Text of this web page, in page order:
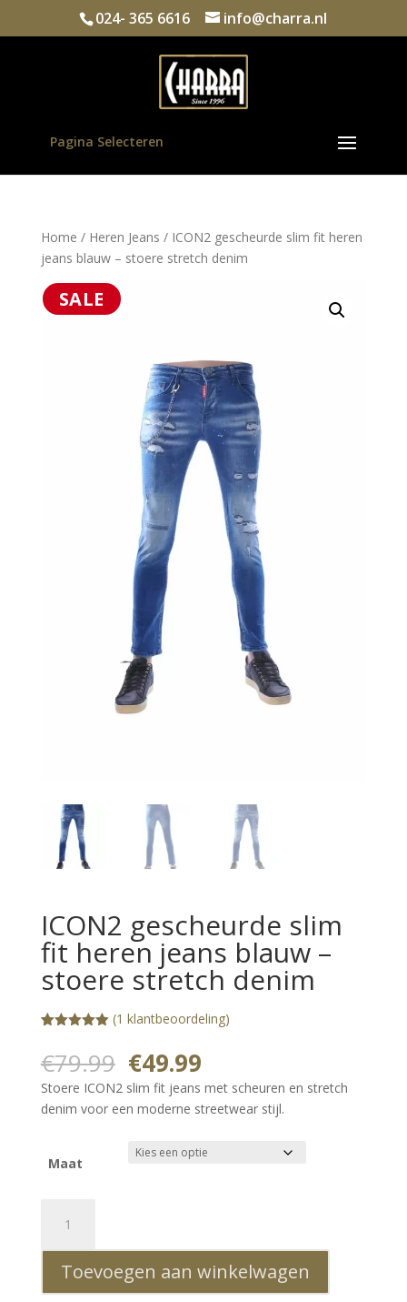
024- 365 6616 info@charra.nl
Pagina Selecteren
Home / Heren Jeans / ICON2 gescheurde slim fit heren
jeans blauw – stoere stretch denim
SALE
ICON2 gescheurde slim
fit heren jeans blauw –
stoere stretch denim
gebaseerd
klantbeoorde
ling
(1 klantbeoordeling)
€79.99 Oorspronkelijke
prijs
was:
€79.99.
€49.99Huidige
prijs
is:
€49.99.
Stoere ICON2 slim fit jeans met scheuren en stretch
denim voor een moderne streetwear stijl.
Maat
gescheurde
slim
heren
Toevoegen aan winkelwagen